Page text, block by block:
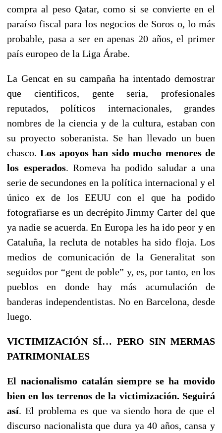
compra al peso Qatar, como si se convierte en el
paraíso fiscal para los negocios de Soros o, lo más
probable, pasa a ser en apenas 20 años, el primer
país europeo de la Liga Árabe.
La Gencat en su campaña ha intentado demostrar
que científicos, gente seria, profesionales
reputados, políticos internacionales, grandes
nombres de la ciencia y de la cultura, estaban con
su proyecto soberanista. Se han llevado un buen
chasco.Los apoyos han sido mucho menores de
los esperados. Romeva ha podido saludar a una
serie de secundones en la política internacional y el
único ex de los EEUU con el que ha podido
fotografiarse es un decrépito Jimmy Carter del que
ya nadie se acuerda. En Europa les ha ido peor y en
Cataluña, la recluta de notables ha sido floja. Los
medios de comunicación de la Generalitat son
seguidos por “gent de poble” y, es, por tanto, en los
pueblos en donde hay más acumulación de
banderas independentistas. No en Barcelona, desde
luego.
VICTIMIZACIÓN SÍ… PERO SIN MERMAS
PATRIMONIALES
El nacionalismo catalán siempre se ha movido
bien en los terrenos de la victimización. Seguirá
así. El problema es que va siendo hora de que el
discurso nacionalista que dura ya 40 años, cansa y